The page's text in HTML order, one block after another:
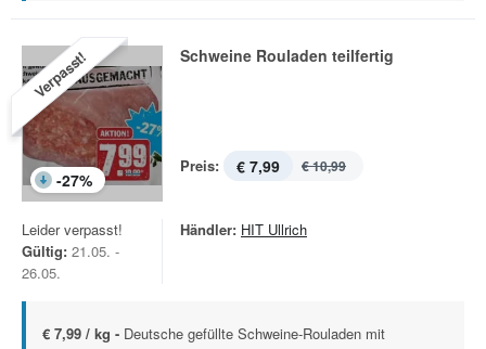
Verpasst!
-27%
Schweine Rouladen teilfertig
Preis: € 7,99 € 10,99
Leider verpasst!
Gültig: 21.05. -
26.05.
Händler: HIT Ullrich
€ 7,99 / kg - Deutsche gefüllte Schweine-Rouladen mit